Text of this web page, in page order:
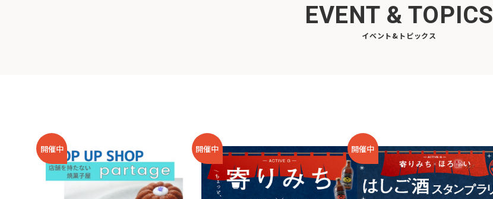
EVENT & TOPICS
イベント&トピックス
開催中 開催中 開催中